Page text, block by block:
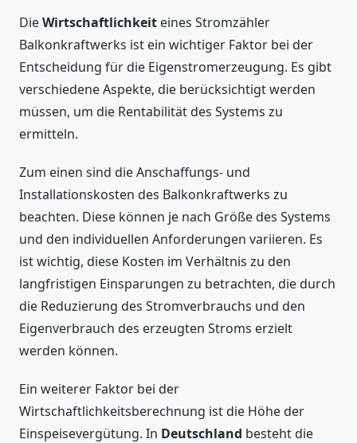
DieWirtschaftlichkeit eines Stromzähler
Balkonkraftwerks ist ein wichtiger Faktor bei der
Entscheidung für die Eigenstromerzeugung. Es gibt
verschiedene Aspekte, die berücksichtigt werden
müssen, um die Rentabilität des Systems zu
ermitteln.
Zum einen sind die Anschaffungs- und
Installationskosten des Balkonkraftwerks zu
beachten. Diese können je nach Größe des Systems
und den individuellen Anforderungen variieren. Es
ist wichtig, diese Kosten im Verhältnis zu den
langfristigen Einsparungen zu betrachten, die durch
die Reduzierung des Stromverbrauchs und den
Eigenverbrauch des erzeugten Stroms erzielt
werden können.
Ein weiterer Faktor bei der
Wirtschaftlichkeitsberechnung ist die Höhe der
Einspeisevergütung. In Deutschland besteht die